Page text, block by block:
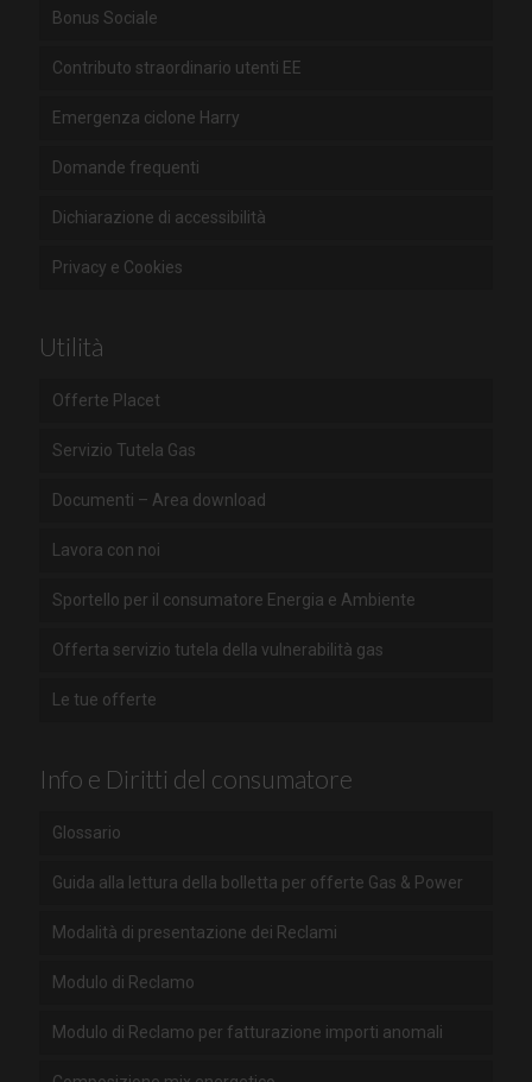
Bonus Sociale
Contributo straordinario utenti EE
Emergenza ciclone Harry
Domande frequenti
Dichiarazione di accessibilità
Privacy e Cookies
Utilità
Offerte Placet
Servizio Tutela Gas
Documenti – Area download
Lavora con noi
Sportello per il consumatore Energia e Ambiente
Offerta servizio tutela della vulnerabilità gas
Le tue offerte
Info e Diritti del consumatore
Glossario
Guida alla lettura della bolletta per offerte Gas & Power
Modalità di presentazione dei Reclami
Modulo di Reclamo
Modulo di Reclamo per fatturazione importi anomali